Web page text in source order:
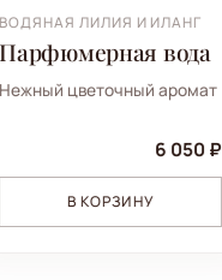
ВОДЯНАЯ ЛИЛИЯ И ИЛАНГ
Парфюмерная вода
Нежный цветочный аромат
6 050 ₽
В КОРЗИНУ